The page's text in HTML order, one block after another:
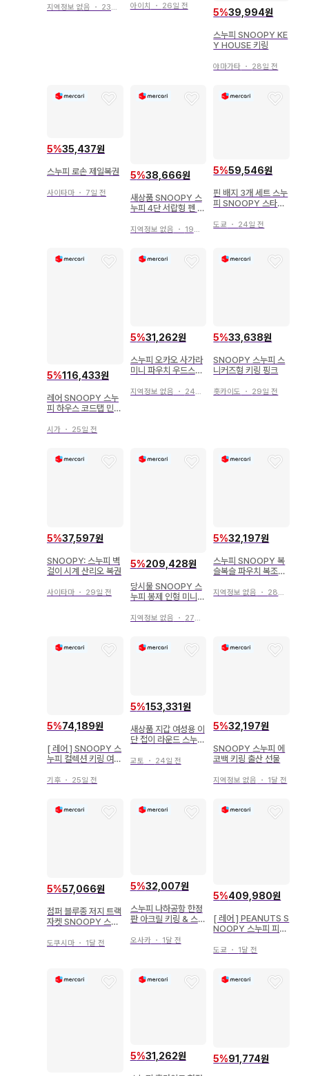
지역정보 없음 ・ 23일 전 아이치 ・ 26일 전
5%39,994원
스누피 SNOOPY KE
Y HOUSE 키링
야마가타 ・ 28일 전
5%35,437원
스누피 로손 제일복권
사이타마 ・ 7일 전
5%38,666원
새상품 SNOOPY 스
누피 4단 서랍형 펜 스
소품함
지역정보 없음 ・ 19일 전
5%59,546원
핀 배지 3개 세트 스누
피 SNOOPY 스타벅
도쿄 ・ 24일 전
5%116,433원
레어 SNOOPY 스누
피 하우스 코드탭 민트
시가 ・ 25일 전
5%31,262원
스누피 오카오 사가라
미니 파우치 우드스탁
지역정보 없음 ・ 24일 전
5%33,638원
SNOOPY 스누피 스
니커즈형 키링 핑크
홋카이도 ・ 29일 전
5%37,597원
SNOOPY: 스누피 벽
걸이 시계 산리오 복권
사이타마 ・ 29일 전
5%209,428원
당시물 SNOOPY 스
누피 봉제 인형 미니백
지역정보 없음 ・ 27일 전
5%32,197원
스누피 SNOOPY 복
슬복슬 파우치 복조리
지역정보 없음 ・ 28일 전
5%74,189원
[ 레어 ] SNOOPY 스
누피 컬렉션 키링 여름
기후 ・ 25일 전
5%153,331원
새상품 지갑 여성용 이
단 접이 라운드 스누피
BR
교토 ・ 24일 전
5%32,197원
SNOOPY 스누피 에
코백 키링 출산 선물
지역정보 없음 ・ 1달 전
5%57,066원
점퍼 블루종 저지 트랙
자켓 SNOOPY 스누
도쿠시마 ・ 1달 전
5%32,007원
스누피 나하공항 한정
판 아크릴 키링 & 스티
오사카・ 1달 전
5%409,980원
[ 레어 ] PEANUTS S
NOOPY 스누피 피규
도쿄 ・ 1달 전
5%31,262원 5%91,774원